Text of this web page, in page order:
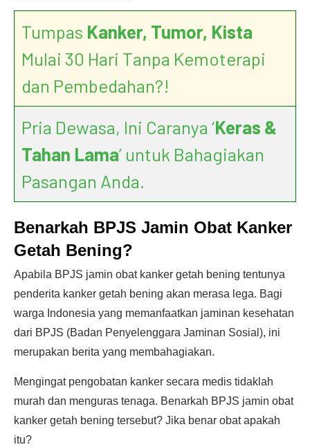
Tumpas Kanker, Tumor, Kista
Mulai 30 Hari Tanpa Kemoterapi
dan Pembedahan?!
Pria Dewasa, Ini Caranya ‘Keras &
Tahan Lama’ untuk Bahagiakan
Pasangan Anda.
Benarkah BPJS Jamin Obat Kanker
Getah Bening?
Apabila BPJS jamin obat kanker getah bening tentunya
penderita kanker getah bening akan merasa lega. Bagi
warga Indonesia yang memanfaatkan jaminan kesehatan
dari BPJS (Badan Penyelenggara Jaminan Sosial), ini
merupakan berita yang membahagiakan.
Mengingat pengobatan kanker secara medis tidaklah
murah dan menguras tenaga. Benarkah BPJS jamin obat
kanker getah bening tersebut? Jika benar obat apakah
itu?